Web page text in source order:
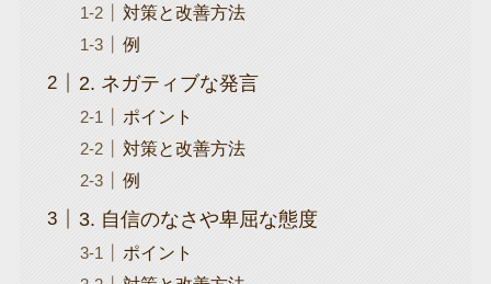
対策と改善方法
例
2. ネガティブな発言
ポイント
対策と改善方法
例
3. 自信のなさや卑屈な態度
ポイント